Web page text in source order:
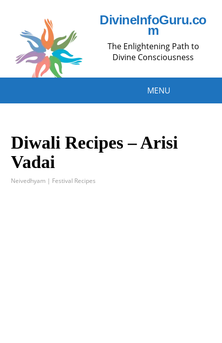
DivineInfoGuru.co
m
The Enlightening Path to
Divine Consciousness
MENU
Diwali Recipes – Arisi
Vadai
Neivedhyam | Festival Recipes